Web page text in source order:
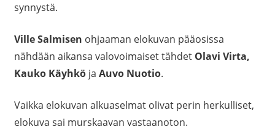
synnystä.
Ville Salmisen ohjaaman elokuvan pääosissa
nähdään aikansa valovoimaiset tähdet Olavi Virta,
Kauko Käyhköja Auvo Nuotio.
Vaikka elokuvan alkuaselmat olivat perin herkulliset,
elokuva sai murskaavan vastaanoton.